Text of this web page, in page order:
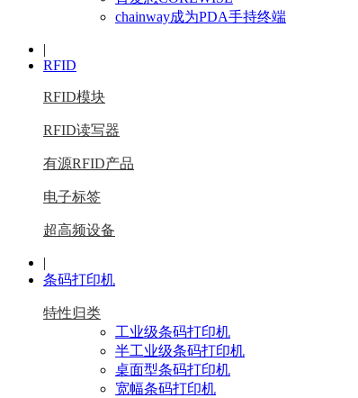
chainway成为PDA手持终端
|
RFID
RFID模块
RFID读写器
有源RFID产品
电子标签
超高频设备
|
条码打印机
特性归类
工业级条码打印机
半工业级条码打印机
桌面型条码打印机
宽幅条码打印机